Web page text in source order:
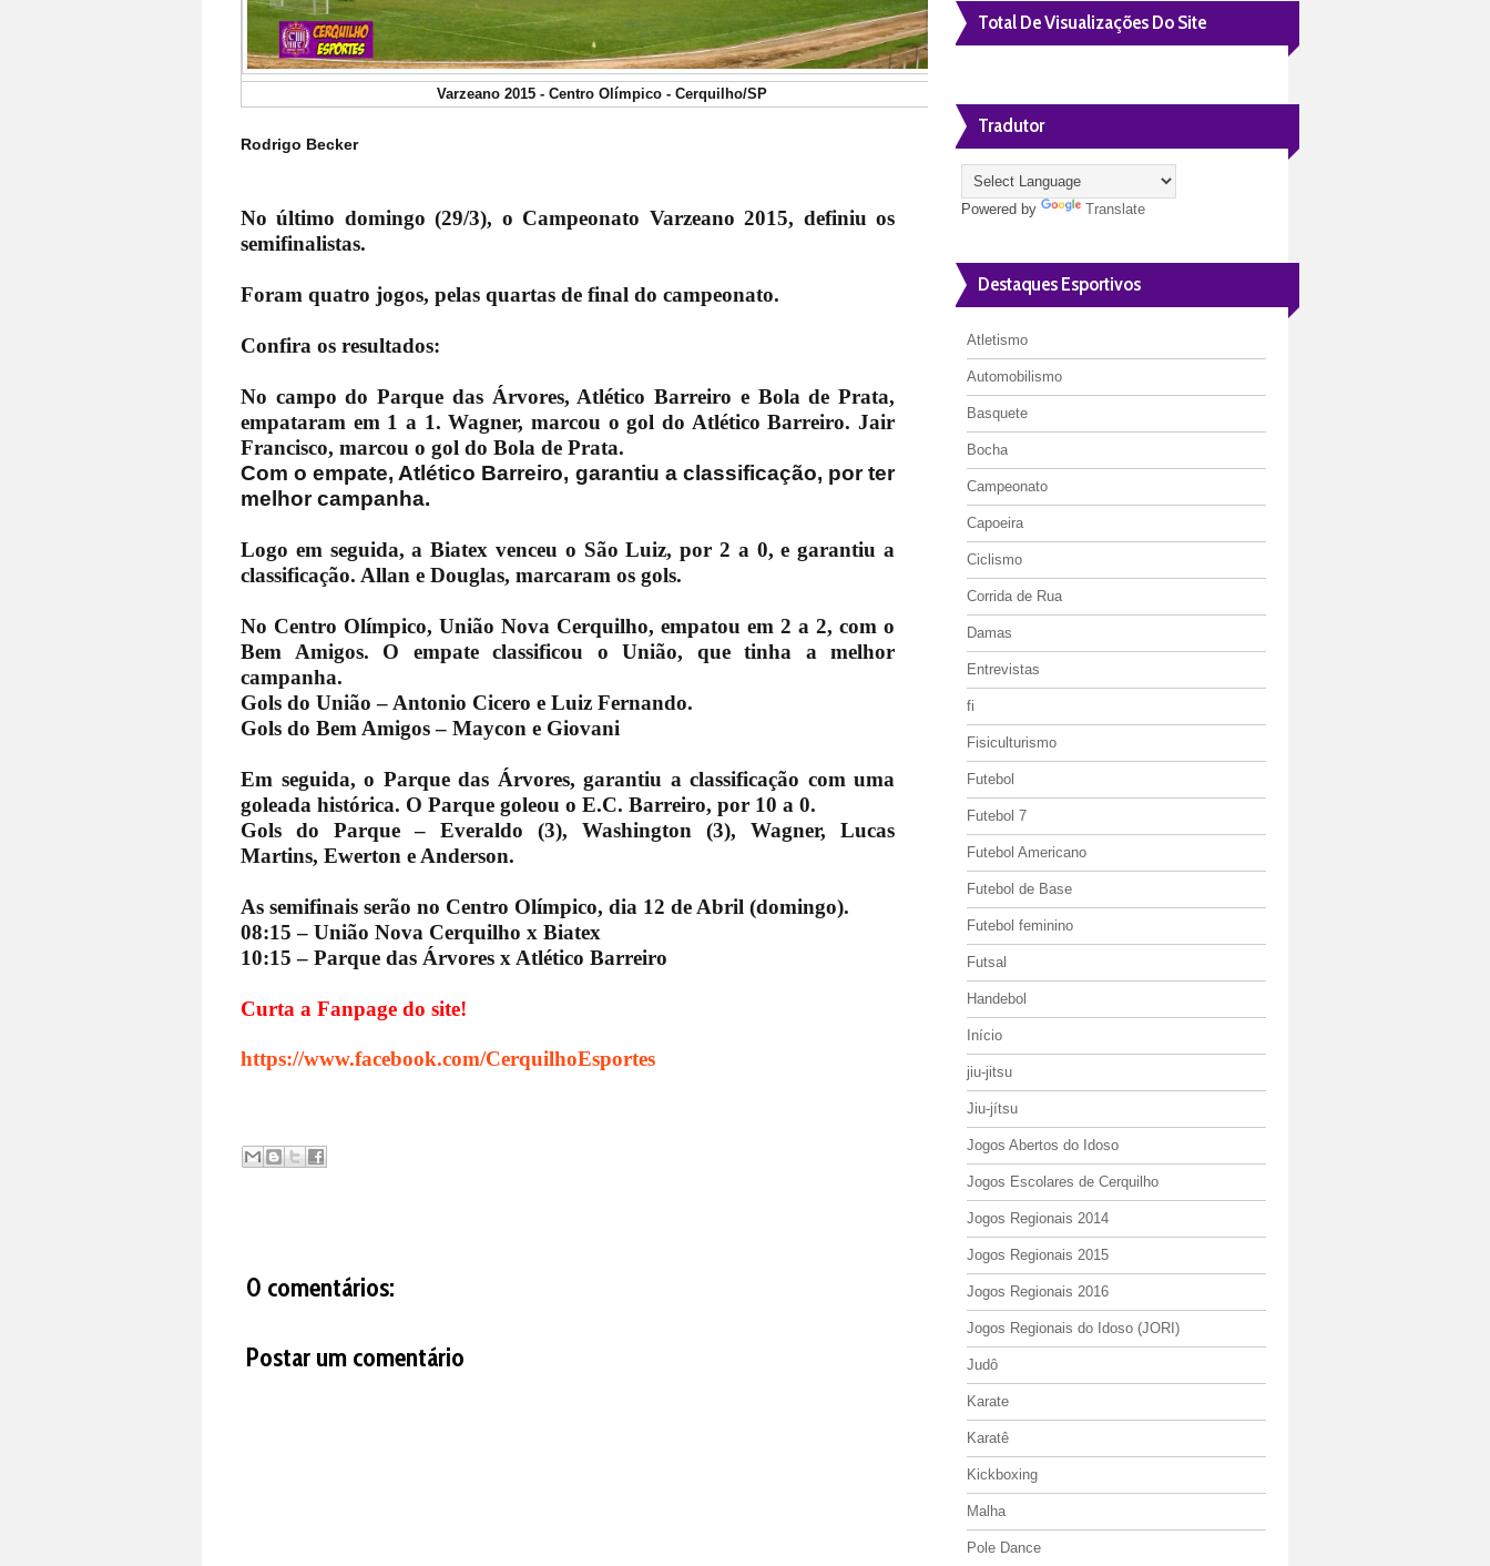
Varzeano 2015 - Centro Olímpico - Cerquilho/SP
Rodrigo Becker
No último domingo (29/3), o Campeonato Varzeano 2015, definiu os
semifinalistas.
Foram quatro jogos, pelas quartas de final do campeonato.
Confira os resultados:
No campo do Parque das Árvores, Atlético Barreiro e Bola de Prata,
empataram em 1 a 1.Wagner, marcou o gol do Atlético Barreiro. Jair
Francisco, marcou o gol do Bola de Prata.
Com o empate, Atlético Barreiro, garantiu a classificação, por ter
melhor campanha.
Logo em seguida, a Biatex venceu o São Luiz, por 2 a 0, e garantiu a
classificação. Allan e Douglas, marcaram os gols.
No Centro Olímpico, União Nova Cerquilho, empatou em 2 a 2, com o
Bem Amigos. O empate classificou o União, que tinha a melhor
campanha.
Gols do União – Antonio Cicero e Luiz Fernando.
Gols do Bem Amigos – Maycon e Giovani
Em seguida, o Parque das Árvores, garantiu a classificação com uma
goleada histórica. O Parque goleou o E.C. Barreiro, por 10 a 0.
Gols do Parque – Everaldo (3), Washington (3), Wagner, Lucas
Martins, Ewerton e Anderson.
As semifinais serão no Centro Olímpico, dia 12 de Abril (domingo).
08:15 – União Nova Cerquilho x Biatex
10:15 – Parque das Árvores x Atlético Barreiro
Curta a Fanpage do site!
https://www.facebook.com/CerquilhoEsportes
0 comentários:
Postar um comentário
Total De Visualizações Do Site
Tradutor
Powered by Translate
Destaques Esportivos
Atletismo
Automobilismo
Basquete
Bocha
Campeonato
Capoeira
Ciclismo
Corrida de Rua
Damas
Entrevistas
fi
Fisiculturismo
Futebol
Futebol 7
Futebol Americano
Futebol de Base
Futebol feminino
Futsal
Handebol
Início
jiu-jitsu
Jiu-jítsu
Jogos Abertos do Idoso
Jogos Escolares de Cerquilho
Jogos Regionais 2014
Jogos Regionais 2015
Jogos Regionais 2016
Jogos Regionais do Idoso (JORI)
Judô
Karate
Karatê
Kickboxing
Malha
Pole Dance